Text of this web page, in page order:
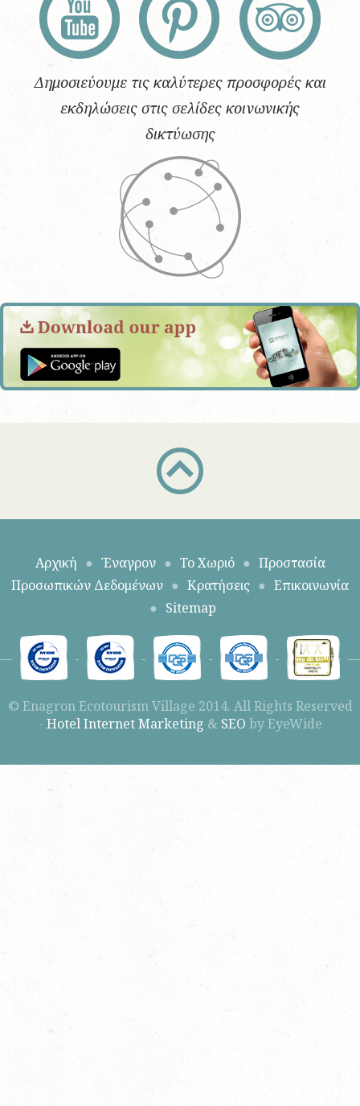
Δημοσιεύουμε τις καλύτερες προσφορές και
εκδηλώσεις στις σελίδες κοινωνικής
δικτύωσης
Αρχική ● Έναγρον ● To Χωριό ● Προστασία
Προσωπικών Δεδομένων ● Κρατήσεις ● Επικοινωνία
● Sitemap
© Enagron Ecotourism Village 2014. All Rights Reserved
- Hotel Internet Marketing & SEO by EyeWide